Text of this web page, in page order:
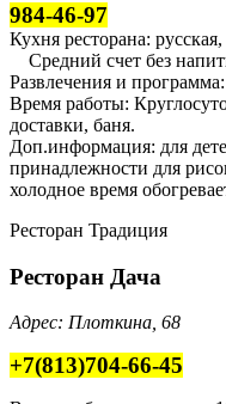
984-46-97
Кухня ресторана:
Средний счет без
Развлечения и
Время работы:
доставки, баня.
Доп.информация: для
принадлежности для
холодное время
Ресторан Традиция
Ресторан Дача
Адрес: Плоткина, 68
+7(813)704-66-45